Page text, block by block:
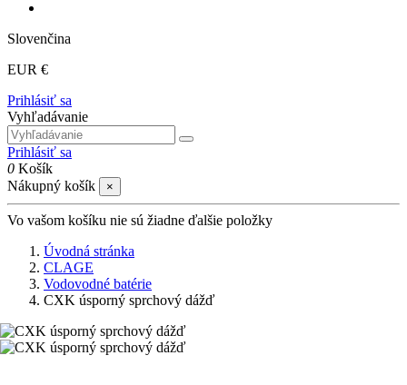
Slovenčina
EUR €
Prihlásiť sa
Vyhľadávanie
Prihlásiť sa
0 Košík
Nákupný košík
×
Vo vašom košíku nie sú žiadne ďalšie položky
Úvodná stránka
CLAGE
Vodovodné batérie
CXK úsporný sprchový dážď